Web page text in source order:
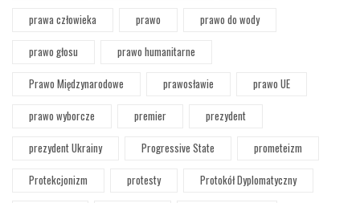
prawa człowieka
prawo
prawo do wody
prawo głosu
prawo humanitarne
Prawo Międzynarodowe
prawosławie
prawo UE
prawo wyborcze
premier
prezydent
prezydent Ukrainy
Progressive State
prometeizm
Protekcjonizm
protesty
Protokół Dyplomatyczny